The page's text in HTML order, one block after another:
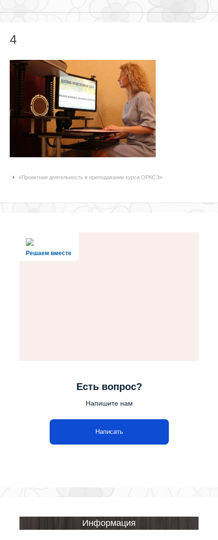
4
Навигация по статьям
«Проектная деятельность в преподавании курса ОРКСЭ»
Решаем вместе
Есть вопрос?
Напишите нам
Написать
Информация